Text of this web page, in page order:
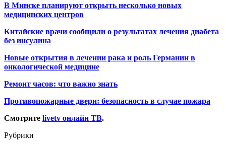
В Минске планируют открыть несколько новых
медицинских центров
Китайские врачи сообщили о результатах лечения диабета
без инсулина
Новые открытия в лечении рака и роль Германии в
онкологической медицине
Ремонт часов: что важно знать
Противопожарные двери: безопасность в случае пожара
Смотрите livetv онлайн ТВ.
Рубрики